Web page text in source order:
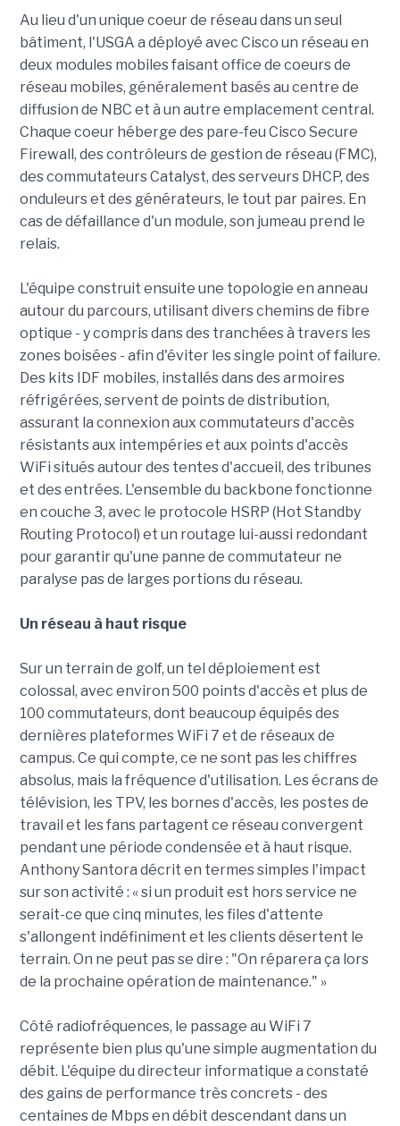
Au lieu d'un unique coeur de réseau dans un seul
bâtiment, l'USGA a déployé avec Cisco un réseau en
deux modules mobiles faisant office de coeurs de
réseau mobiles, généralement basés au centre de
diffusion de NBC et à un autre emplacement central.
Chaque coeur héberge des pare-feu Cisco Secure
Firewall, des contrôleurs de gestion de réseau (FMC),
des commutateurs Catalyst, des serveurs DHCP, des
onduleurs et des générateurs, le tout par paires. En
cas de défaillance d'un module, son jumeau prend le
relais.
L'équipe construit ensuite une topologie en anneau
autour du parcours, utilisant divers chemins de fibre
optique - y compris dans des tranchées à travers les
zones boisées - afin d'éviter les single point of failure.
Des kits IDF mobiles, installés dans des armoires
réfrigérées, servent de points de distribution,
assurant la connexion aux commutateurs d'accès
résistants aux intempéries et aux points d'accès
WiFi situés autour des tentes d'accueil, des tribunes
et des entrées. L'ensemble du backbone fonctionne
en couche 3, avec le protocole HSRP (Hot Standby
Routing Protocol) et un routage lui-aussi redondant
pour garantir qu'une panne de commutateur ne
paralyse pas de larges portions du réseau.
Un réseau à haut risque
Sur un terrain de golf, un tel déploiement est
colossal, avec environ 500 points d'accès et plus de
100 commutateurs, dont beaucoup équipés des
dernières plateformes WiFi 7 et de réseaux de
campus. Ce qui compte, ce ne sont pas les chiffres
absolus, mais la fréquence d'utilisation. Les écrans de
télévision, les TPV, les bornes d'accès, les postes de
travail et les fans partagent ce réseau convergent
pendant une période condensée et à haut risque.
Anthony Santora décrit en termes simples l'impact
sur son activité : « si un produit est hors service ne
serait-ce que cinq minutes, les files d'attente
s'allongent indéfiniment et les clients désertent le
terrain. On ne peut pas se dire : "On réparera ça lors
de la prochaine opération de maintenance." »
Côté radiofréquences, le passage au WiFi 7
représente bien plus qu'une simple augmentation du
débit. L'équipe du directeur informatique a constaté
des gains de performance très concrets - des
centaines de Mbps en débit descendant dans un